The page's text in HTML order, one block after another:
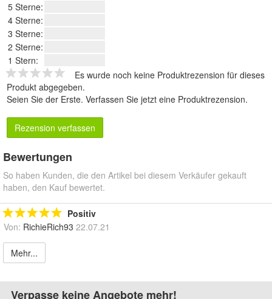
5 Sterne:
4 Sterne:
3 Sterne:
2 Sterne:
1 Stern:
Es wurde noch keine Produktrezension für dieses
Produkt abgegeben.
Seien Sie der Erste. Verfassen Sie jetzt eine Produktrezension.
Rezension verfassen
Bewertungen
So haben Kunden, die den Artikel bei diesem Verkäufer gekauft
haben, den Kauf bewertet.
Positiv
Von: RichieRich93 22.07.21
Mehr...
Verpasse keine Angebote mehr!